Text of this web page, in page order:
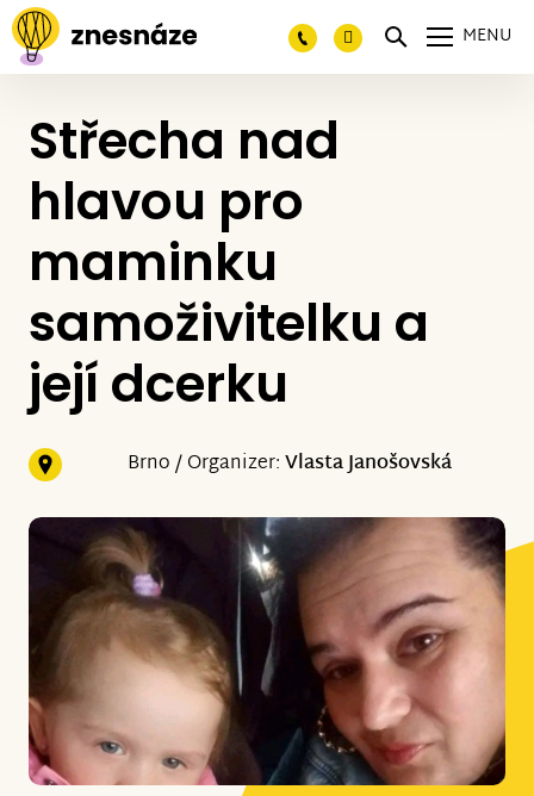
MENU
Střecha nad
hlavou pro
maminku
samoživitelku a
její dcerku
Brno / Organizer:Vlasta Janošovská